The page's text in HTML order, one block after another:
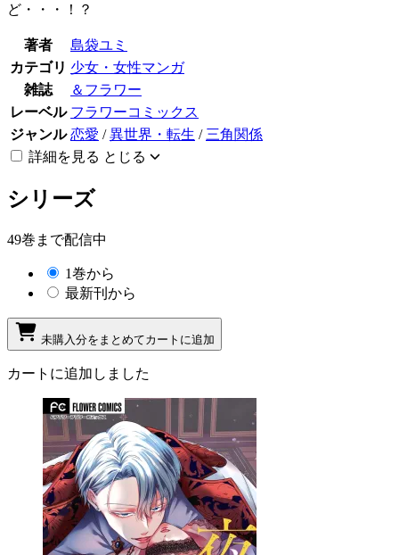
ど・・・！？
著者
島袋ユミ
カテゴリ 少女・女性マンガ
雑誌
＆フラワー
レーベル フラワーコミックス
ジャンル 恋愛 /異世界・転生 / 三角関係
詳細を見る とじる
シリーズ
49巻まで配信中
1巻から
最新刊から
未購入分をまとめてカートに追加
カートに追加しました